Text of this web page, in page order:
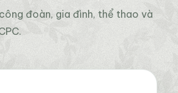
đoàn, gia đình, thể thao và